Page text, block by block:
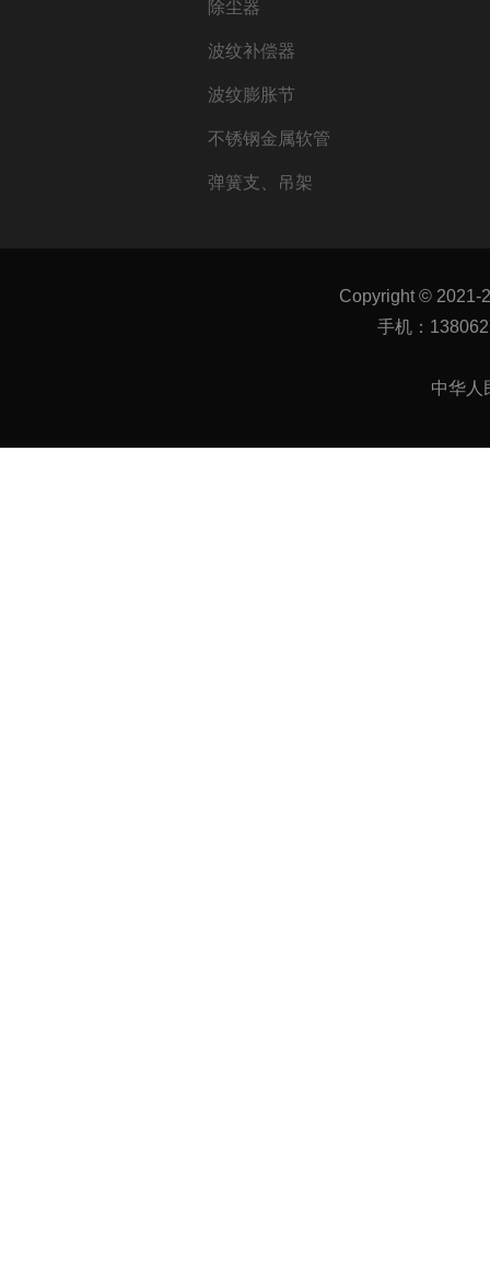
除尘器
波纹补偿器
波纹膨胀节
不锈钢金属软管
弹簧支、吊架
Copyright © 2021-
手机：
中华人